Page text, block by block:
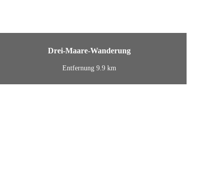
Drei-Maare-Wanderung
Entfernung 9.9 km